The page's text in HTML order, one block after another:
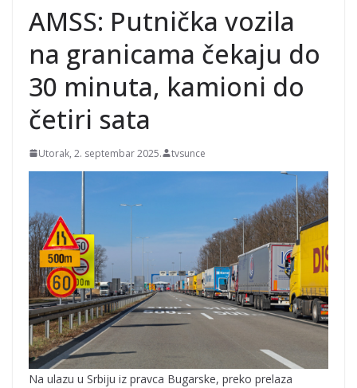
AMSS: Putnička vozila
na granicama čekaju do
30 minuta, kamioni do
četiri sata
Utorak, 2. septembar 2025. tvsunce
Na ulazu u Srbiju iz pravca Bugarske, preko prelaza